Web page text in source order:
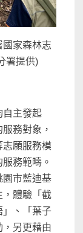
家森林志
署提供)
自主發起
務對象，
志願服務模
務範疇。
園市藍迪基
，體驗「截
」、「葉子
，另更藉由